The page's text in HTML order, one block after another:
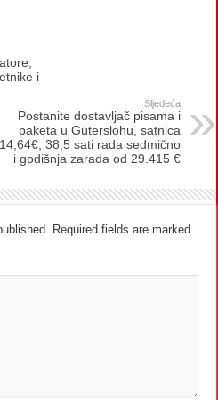
i
Sljedeća
Postanite dostavljač pisama i
paketa u Güterslohu, satnica
14,64€, 38,5 sati rada sedmično
i godišnja zarada od 29.415 €
Required fields are marked